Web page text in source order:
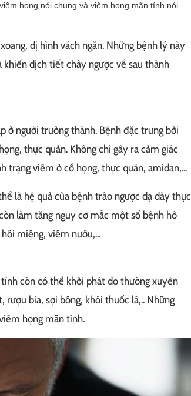
họng nói chung và viêm họng mãn tính nói
dị hình vách ngăn. Những bệnh lý này
dịch tiết chảy ngược về sau thành
ở người trưởng thành. Bệnh đặc trưng bởi
thực quản. Không chỉ gây ra cảm giác
trạng viêm ở cổ họng, thực quản, amidan,...
là hệ quả của bệnh trào ngược dạ dày thực
làm tăng nguy cơ mắc một số bệnh hô
miệng, viêm nướu,...
còn có thể khởi phát do thường xuyên
bia, sợi bông, khói thuốc lá,.. Những
họng mãn tính.